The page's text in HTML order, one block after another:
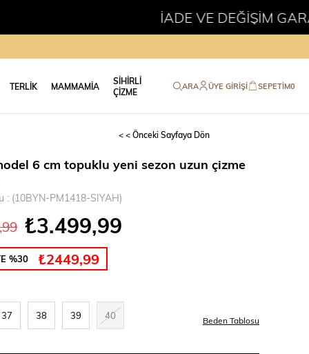
İADE VE DEĞİŞİM GARANTİSİ
TERLİK MAMMAMİA
SİHİRLİ
ÇİZME
ARA ÜYE GIRIŞI SEPETIM0
< < Önceki Sayfaya Dön
6 cm topuklu yeni sezon uzun çizme
(10BYN-PM1418-SIYAH)
₺3.499,99
%30 ₺2449,99
37 38 39 40 Beden Tablosu